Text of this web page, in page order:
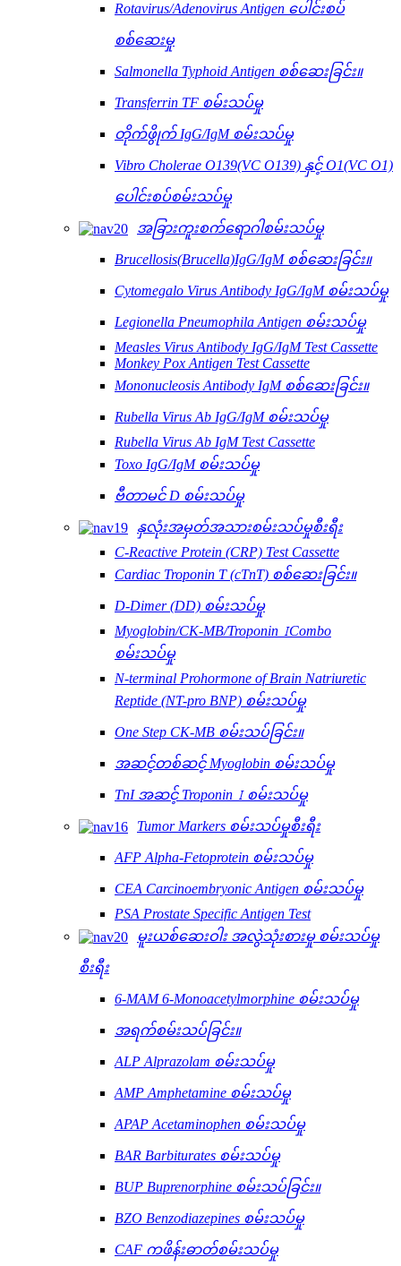
Rotavirus/Adenovirus Antigen ပေါင်းစပ်
စစ်ဆေးမှု
Salmonella Typhoid Antigen စစ်ဆေးခြင်း။
Transferrin TF စမ်းသပ်မှု
တိုက်ဖွိုက် IgG/IgM စမ်းသပ်မှု
Vibro Cholerae O139(VC O139) နှင့် O1(VC O1)
ပေါင်းစပ်စမ်းသပ်မှု
အခြားကူးစက်ရောဂါစမ်းသပ်မှု
Brucellosis(Brucella)IgG/IgM စစ်ဆေးခြင်း။
Cytomegalo Virus Antibody IgG/IgM စမ်းသပ်မှု
Legionella Pneumophila Antigen စမ်းသပ်မှု
Measles Virus Antibody IgG/IgM Test Cassette
Monkey Pox Antigen Test Cassette
Mononucleosis Antibody IgM စစ်ဆေးခြင်း။
Rubella Virus Ab IgG/IgM စမ်းသပ်မှု
Rubella Virus Ab IgM Test Cassette
Toxo IgG/IgM စမ်းသပ်မှု
ဗီတာမင် D စမ်းသပ်မှု
နှလုံးအမှတ်အသားစမ်းသပ်မှုစီးရီး
C-Reactive Protein (CRP) Test Cassette
Cardiac Troponin T (cTnT) စစ်ဆေးခြင်း။
D-Dimer (DD) စမ်းသပ်မှု
Myoglobin/CK-MB/Troponin ⅠCombo
စမ်းသပ်မှု
N-terminal Prohormone of Brain Natriuretic
Reptide (NT-pro BNP) စမ်းသပ်မှု
One Step CK-MB စမ်းသပ်ခြင်း။
အဆင့်တစ်ဆင့် Myoglobin စမ်းသပ်မှု
TnI အဆင့် Troponin Ⅰ စမ်းသပ်မှု
Tumor Markers စမ်းသပ်မှုစီးရီး
AFP Alpha-Fetoprotein စမ်းသပ်မှု
CEA Carcinoembryonic Antigen စမ်းသပ်မှု
PSA Prostate Specific Antigen Test
မူးယစ်ဆေးဝါး အလွဲသုံးစားမှု စမ်းသပ်မှု
စီးရီး
6-MAM 6-Monoacetylmorphine စမ်းသပ်မှု
အရက်စမ်းသပ်ခြင်း။
ALP Alprazolam စမ်းသပ်မှု
AMP Amphetamine စမ်းသပ်မှု
APAP Acetaminophen စမ်းသပ်မှု
BAR Barbiturates စမ်းသပ်မှု
BUP Buprenorphine စမ်းသပ်ခြင်း။
BZO Benzodiazepines စမ်းသပ်မှု
CAF ကဖိန်းဓာတ်စမ်းသပ်မှု